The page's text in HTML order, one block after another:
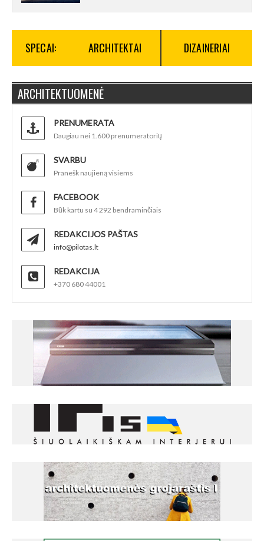
SPECAI: ARCHITEKTAI DIZAINERIAI
ARCHITEKTUOMENĖ
PRENUMERATA
Daugiau nei 1.600 prenumeratorių
SVARBU
Pranešk naujieną visiems
FACEBOOK
Būk kartu su 4 292 bendraminčiais
REDAKCIJOS PAŠTAS
info@pilotas.lt
REDAKCIJA
+370 680 44001